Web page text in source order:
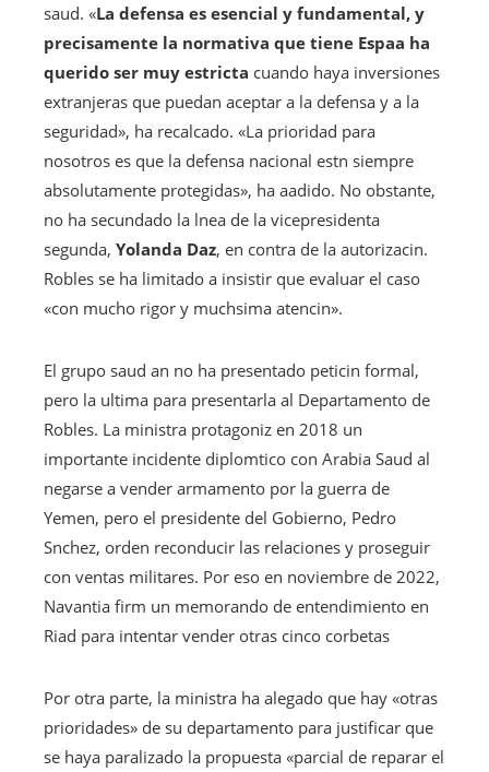
saud. «La defensa es esencial y fundamental, y
precisamente la normativa que tiene Espaa ha
querido ser muy estricta cuando haya inversiones
extranjeras que puedan aceptar a la defensa y a la
seguridad», ha recalcado. «La prioridad para
nosotros es que la defensa nacional estn siempre
absolutamente protegidas», ha aadido. No obstante,
no ha secundado la lnea de la vicepresidenta
segunda, Yolanda Daz, en contra de la autorizacin.
Robles se ha limitado a insistir que evaluar el caso
«con mucho rigor y muchsima atencin».
El grupo saud an no ha presentado peticin formal,
pero la ultima para presentarla al Departamento de
Robles. La ministra protagoniz en 2018 un
importante incidente diplomtico con Arabia Saud al
negarse a vender armamento por la guerra de
Yemen, pero el presidente del Gobierno, Pedro
Snchez, orden reconducir las relaciones y proseguir
con ventas militares. Por eso en noviembre de 2022,
Navantia firm un memorando de entendimiento en
Riad para intentar vender otras cinco corbetas
Por otra parte, la ministra ha alegado que hay «otras
prioridades» de su departamento para justificar que
se haya paralizado la propuesta «parcial de reparar el